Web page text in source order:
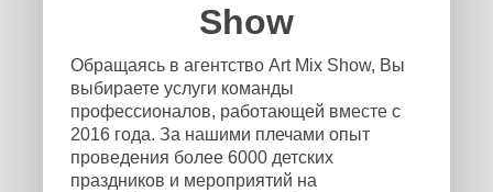
Show
Обращаясь в агентство Art Mix Show, Вы
выбираете услуги команды
профессионалов, работающей вместе с
2016 года. За нашими плечами опыт
проведения более 6000 детских
праздников и мероприятий на